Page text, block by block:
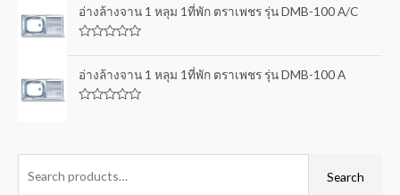
t
o
f
t
e
d
t
o
f
อ่างล้างจาน 1 หลุม 1ที่พัก ตราเพชร รุ่น DMB-100 A/C
t
e
d
o
5
อ่างล้างจาน 1 หลุม 1ที่พัก ตราเพชร รุ่น DMB-100 A
d
o
Search